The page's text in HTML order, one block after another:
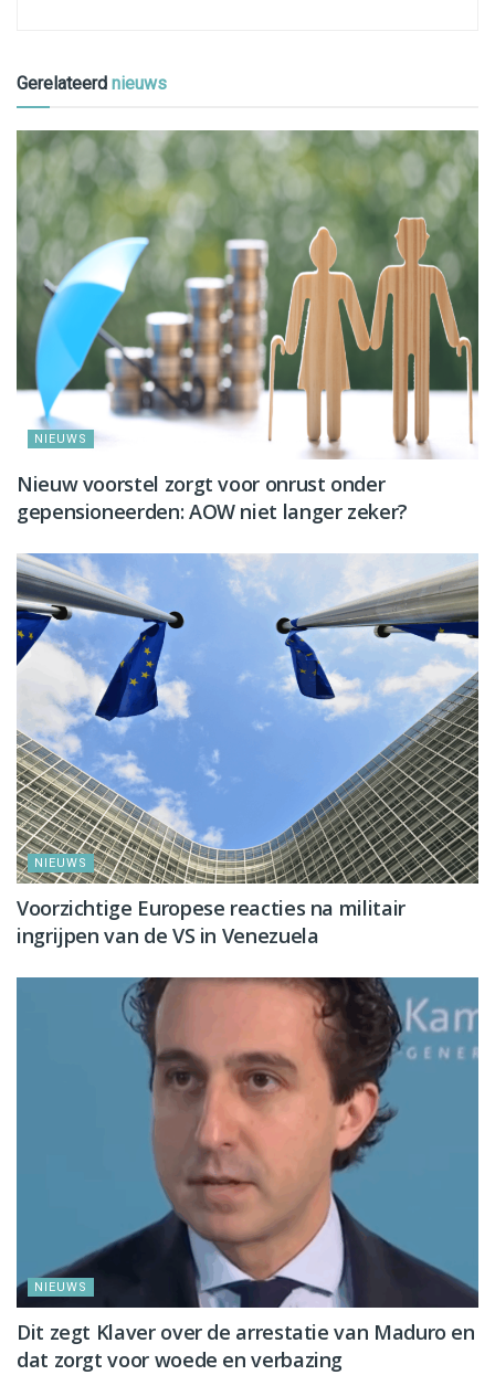
Gerelateerd nieuws
NIEUWS
Nieuw voorstel zorgt voor onrust onder
gepensioneerden: AOW niet langer zeker?
NIEUWS
Voorzichtige Europese reacties na militair
ingrijpen van de VS in Venezuela
NIEUWS
Dit zegt Klaver over de arrestatie van Maduro en
dat zorgt voor woede en verbazing